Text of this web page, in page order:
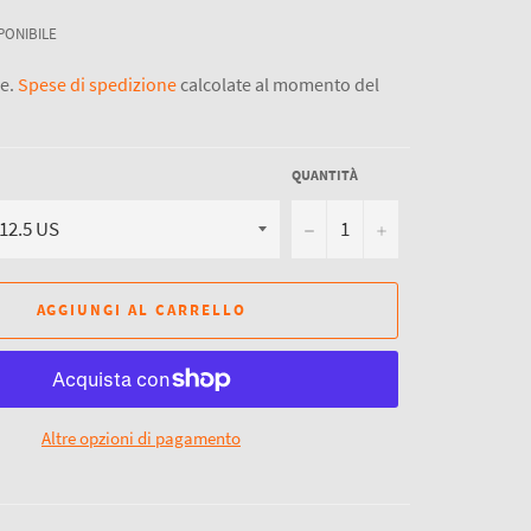
Spese di spedizionecalcolate al momento del
QUANTITÀ
− +
AGGIUNGI AL CARRELLO
Altre opzioni di pagamento